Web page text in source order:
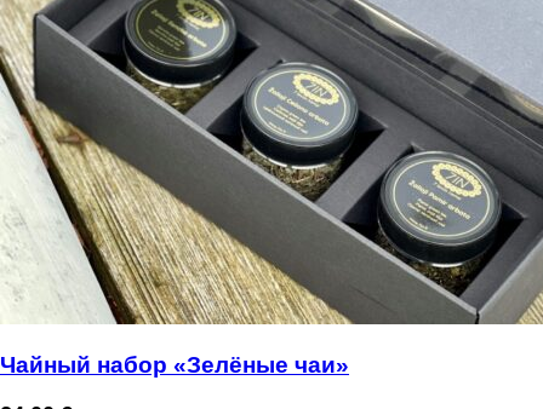
Чайный набор «Зелёные чаи»